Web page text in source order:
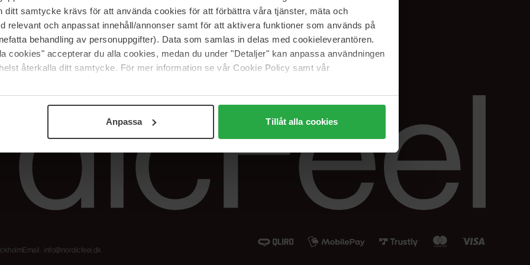
ditt samtycke krävs för att använda cookies för att förbättra våra tjänster, mäta och
relevant och anpassat innehåll/annonser samt för att aktivera funktioner som används på
behandling av personuppgifter). Data som samlas in delas med cookieleverantören.
cookies" accepterar du alla cookies, medan du under "Detaljer" kan anpassa användningen
återkalla ditt samtycke. För mer information se vår Cookie Policy samt vår
Anpassa Tillåt alla cookies
Samarbejdspartner
reklamationer
Email:
info@nordicfeel.dk